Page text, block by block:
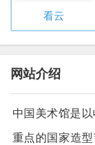
看云
网站介绍
中国美术馆是
重点的国家造